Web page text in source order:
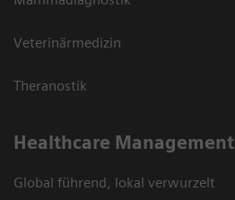
Veterinärmedizin
Theranostik
Healthcare Management
Global führend, lokal verwurzelt